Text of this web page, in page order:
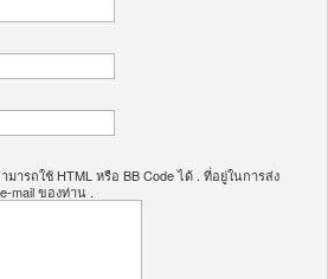
ารถใช้ HTML หรือ BB Code ได้ . ที่อยู่ในการส่ง
mail ของท่าน .